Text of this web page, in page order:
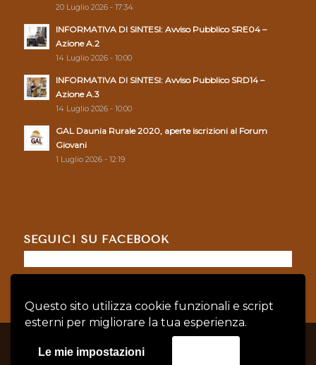
Questo sito utilizza cookie funzionali e script
esterni per migliorare la tua esperienza.
Le mie impostazioni
20 Luglio 2026 - 17:34
INFORMATIVA DI SINTESI: Avviso Pubblico SRE04 –
Azione A.2
14 Luglio 2026 - 10:00
INFORMATIVA DI SINTESI: Avviso Pubblico SRD14 –
Azione A.3
14 Luglio 2026 - 10:00
GAL Daunia Rurale 2020, aperte iscrizioni al Forum
Giovani
1 Luglio 2026 - 12:19
SEGUICI SU FACEBOOK
Policy| Cookie Policy